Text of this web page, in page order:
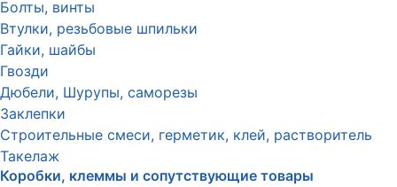
Болты, винты
Втулки, резьбовые шпильки
Гайки, шайбы
Гвозди
Дюбели, Шурупы, саморезы
Заклепки
Строительные смеси, герметик, клей, растворитель
Такелаж
Коробки, клеммы и сопутствующие товары